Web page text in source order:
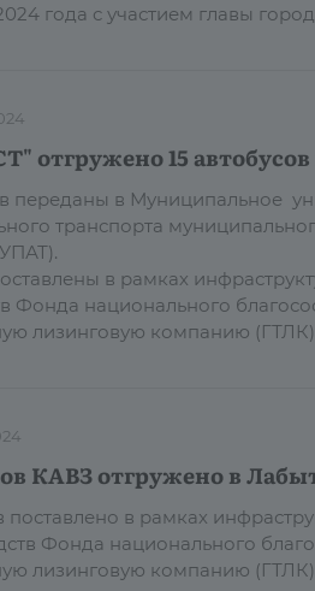
года с участием главы
отгружено 15
переданы в Муниципальное
транспорта
в рамках
Фонда национального
лизинговую компанию
КАВЗ отгружено в
поставлено в рамках
Фонда национального
лизинговую компанию